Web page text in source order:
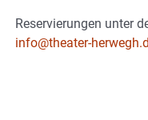
Reservierungen unter
info@theater-